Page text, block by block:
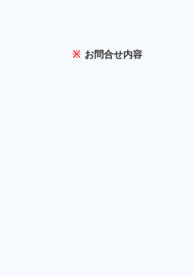
※ お問合せ内容